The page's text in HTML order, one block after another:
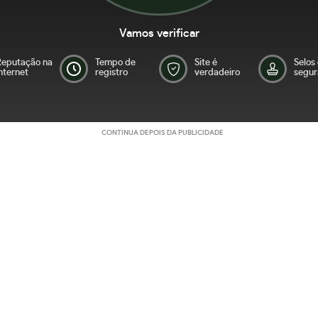
Vamos verificar
na
Tempo de
registro
Site é
verdadeiro
Selos
CONTINUA DEPOIS DA PUBLICIDADE